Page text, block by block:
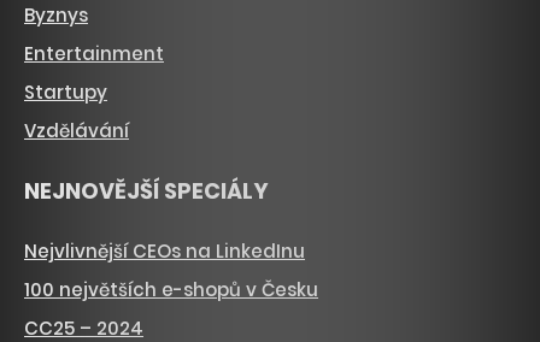
Byznys
Entertainment
Startupy
Vzdělávání
NEJNOVĚJŠÍ SPECIÁLY
Nejvlivnější CEOs na LinkedInu
100 největších e-shopů v Česku
CC25 – 2024